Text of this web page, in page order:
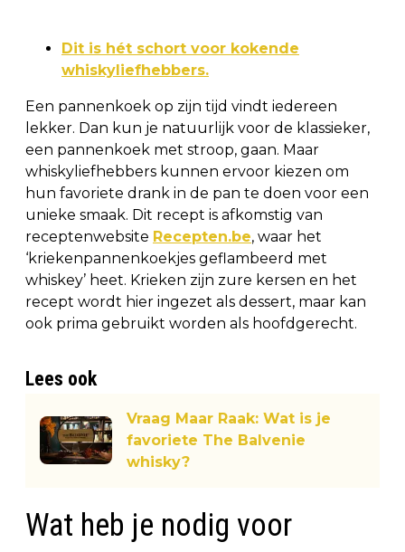
Dit is hét schort voor kokende
whiskyliefhebbers.
Een pannenkoek op zijn tijd vindt iedereen
lekker. Dan kun je natuurlijk voor de klassieker,
een pannenkoek met stroop, gaan. Maar
whiskyliefhebbers kunnen ervoor kiezen om
hun favoriete drank in de pan te doen voor een
unieke smaak. Dit recept is afkomstig van
receptenwebsite Recepten.be, waar het
‘kriekenpannenkoekjes geflambeerd met
whiskey’ heet. Krieken zijn zure kersen en het
recept wordt hier ingezet als dessert, maar kan
ook prima gebruikt worden als hoofdgerecht.
Lees ook
Vraag Maar Raak: Wat is je
favoriete The Balvenie
whisky?
Wat heb je nodig voor